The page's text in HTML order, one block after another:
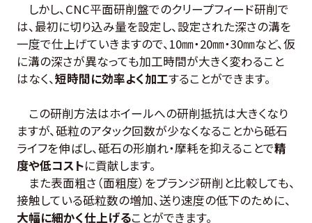
しかし、CNC平面研削盤でのクリープフィード研削で
は、最初に切り込み量を設定し、設定された深さの溝を
一度で仕上げていきますので、10㎜・20㎜・30㎜など、仮
に溝の深さが異なっても加工時間が大きく変わること
はなく、短時間に効率よく加工することができます。
この研削方法はホイールへの研削抵抗は大きくなり
ますが、砥粒のアタック回数が少なくなることから砥石
ライフを伸ばし、砥石の形崩れ・摩耗を抑えることで精
度や低コストに貢献します。
また表面粗さ（面粗度）をプランジ研削と比較しても、
接触している砥粒数の増加、送り速度の低下のために、
大幅に細かく仕上げることができます。